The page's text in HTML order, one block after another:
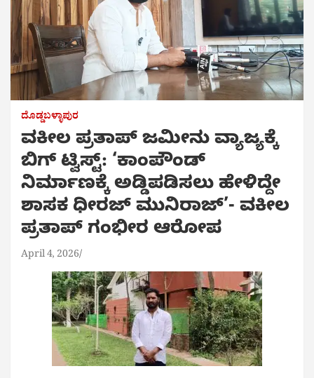
ದೊಡ್ಡಬಳ್ಳಾಪುರ
ವಕೀಲ ಪ್ರತಾಪ್ ಜಮೀನು ವ್ಯಾಜ್ಯಕ್ಕೆ
ಬಿಗ್ ಟ್ವಿಸ್ಟ್: ‘ಕಾಂಪೌಂಡ್
ನಿರ್ಮಾಣಕ್ಕೆ ಅಡ್ಡಿಪಡಿಸಲು ಹೇಳಿದ್ದೇ
ಶಾಸಕ ಧೀರಜ್ ಮುನಿರಾಜ್’- ವಕೀಲ
ಪ್ರತಾಪ್ ಗಂಭೀರ ಆರೋಪ
April 4, 2026